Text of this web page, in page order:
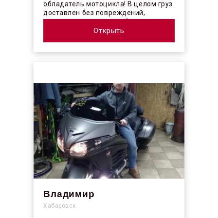
обладатель мотоцикла! В целом груз
доставлен без повреждений,
огорчило отсутствие плёночного
Открыть
Владимир
Хабаровск